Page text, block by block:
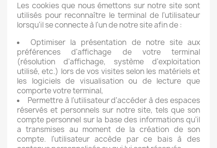
Les cookies que nous émettons sur notre site sont
utilisés pour reconnaître le terminal de l'utilisateur
lorsqu'il se connecte à l'un de notre site afin de :
Optimiser la présentation de notre site aux
préférences d'affichage de votre terminal
(résolution d'affichage, système d'exploitation
utilisé, etc.) lors de vos visites selon les matériels et
les logiciels de visualisation ou de lecture que
comporte votre terminal,
Permettre à l'utilisateur d'accéder à des espaces
réservés et personnels sur notre site, tels que son
compte personnel sur la base des informations qu'il
a transmises au moment de la création de son
compte. l'utilisateur accède par ce bais à des